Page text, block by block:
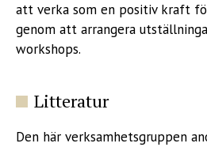
att verka som en positiv kraft
genom att arrangera
workshops.
Litteratur
Den här verksamhetsgruppen